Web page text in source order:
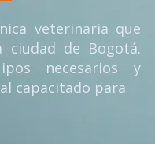
veterinaria que
ciudad de Bogotá.
necesarios y
capacitado para